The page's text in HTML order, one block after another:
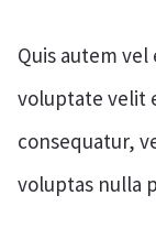
Quis autem
voluptate velit
consequatur,
voluptas nulla